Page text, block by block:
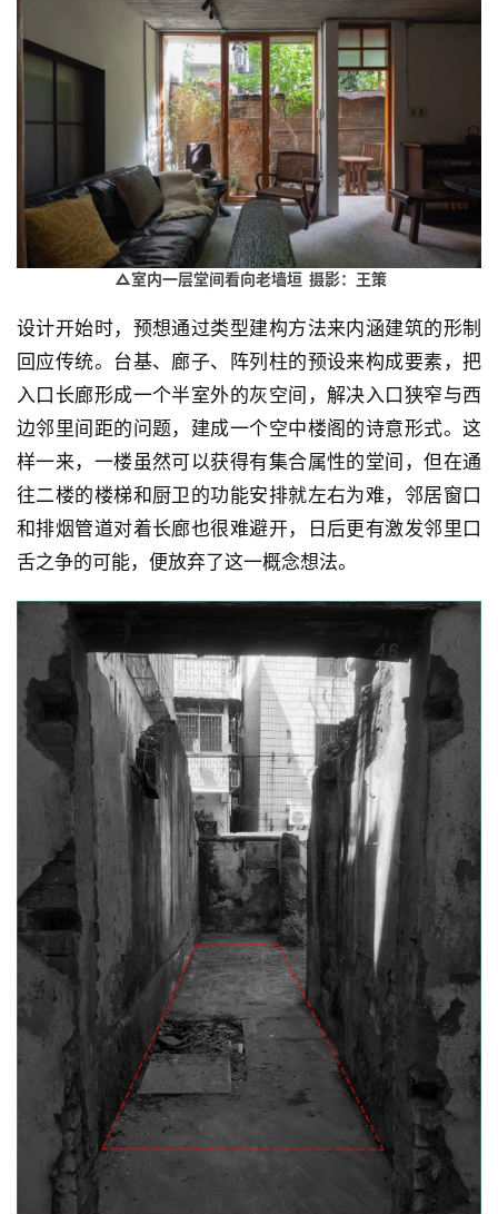
△室内一层堂间看向老墙垣 摄影：王策
设计开始时，预想通过类型建构方法来内涵建筑的形制
回应传统。台基、廊子、阵列柱的预设来构成要素，把
入口长廊形成一个半室外的灰空间，解决入口狭窄与西
边邻里间距的问题，建成一个空中楼阁的诗意形式。这
样一来，一楼虽然可以获得有集合属性的堂间，但在通
往二楼的楼梯和厨卫的功能安排就左右为难，邻居窗口
和排烟管道对着长廊也很难避开，日后更有激发邻里口
舌之争的可能，便放弃了这一概念想法。